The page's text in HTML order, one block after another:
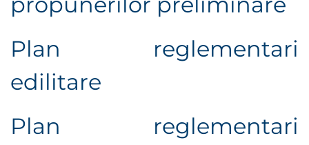
Plan reglementari
edilitare
Plan reglementari